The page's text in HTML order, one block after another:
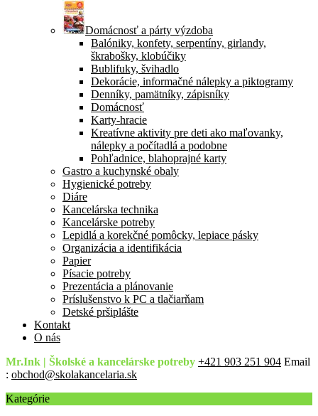
Domácnosť a párty výzdoba
Balóniky, konfety, serpentíny, girlandy,
škrabošky, klobúčiky
Bublifuky, švihadlo
Dekorácie, informačné nálepky a piktogramy
Denníky, pamätníky, zápisníky
Domácnosť
Karty-hracie
Kreatívne aktivity pre deti ako maľovanky,
nálepky a počítadlá a podobne
Pohľadnice, blahoprajné karty
Gastro a kuchynské obaly
Hygienické potreby
Diáre
Kancelárska technika
Kancelárske potreby
Lepidlá a korekčné pomôcky, lepiace pásky
Organizácia a identifikácia
Papier
Písacie potreby
Prezentácia a plánovanie
Príslušenstvo k PC a tlačiarňam
Detské pršiplášte
Kontakt
O nás
Mr.Ink | Školské a kancelárske potreby +421 903 251 904 Email
: obchod@skolakancelaria.sk
Kategórie